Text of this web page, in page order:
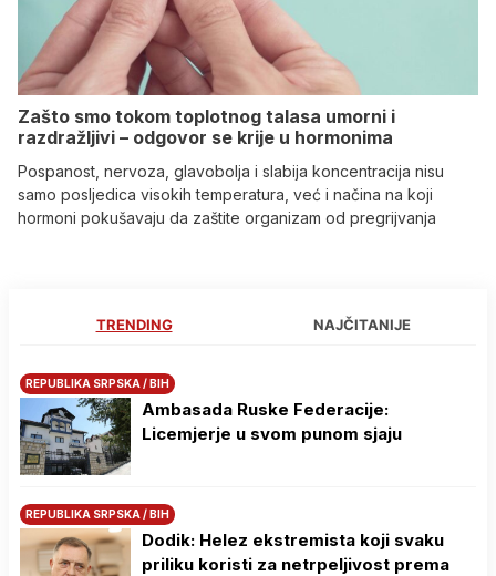
Zašto smo tokom toplotnog talasa umorni i
razdražljivi – odgovor se krije u hormonima
Pospanost, nervoza, glavobolja i slabija koncentracija nisu
samo posljedica visokih temperatura, već i načina na koji
hormoni pokušavaju da zaštite organizam od pregrijvanja
TRENDING NAJČITANIJE
REPUBLIKA SRPSKA / BIH
Ambasada Ruske Federacije:
Licemjerje u svom punom sjaju
REPUBLIKA SRPSKA / BIH
Dodik: Helez ekstremista koji svaku
priliku koristi za netrpeljivost prema